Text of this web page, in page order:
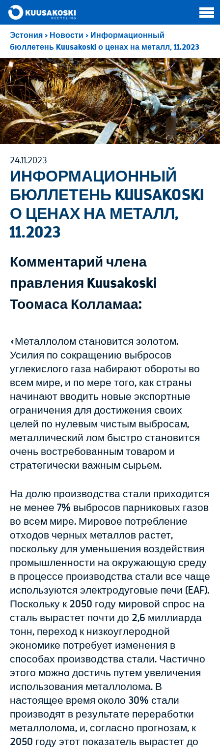
Эстония > Новости > Информационный
бюллетень Kuusakoski о ценах на металл, 11.2023
24.11.2023
ИНФОРМАЦИОННЫЙ
БЮЛЛЕТЕНЬ KUUSAKOSKI
О ЦЕНАХ НА МЕТАЛЛ,
11.2023
Комментарий члена
правления Kuusakoski
Тоомаса Колламаа:
«Металлолом становится золотом.
Усилия по сокращению выбросов
углекислого газа набирают обороты во
всем мире, и по мере того, как страны
начинают вводить новые экспортные
ограничения для достижения своих
целей по нулевым чистым выбросам,
металлический лом быстро становится
очень востребованным товаром и
стратегически важным сырьем.
На долю производства стали приходится
не менее 7% выбросов парниковых газов
во всем мире. Мировое потребление
отходов черных металлов растет,
поскольку для уменьшения воздействия
промышленности на окружающую среду
в процессе производства стали все чаще
используются электродуговые печи (EAF).
Поскольку к 2050 году мировой спрос на
сталь вырастет почти до 2,6 миллиарда
тонн, переход к низкоуглеродной
экономике потребует изменения в
способах производства стали. Частично
этого можно достичь путем увеличения
использования металлолома. В
настоящее время около 30% стали
производят в результате переработки
металлолома, и, согласно прогнозам, к
2050 году этот показатель вырастет до